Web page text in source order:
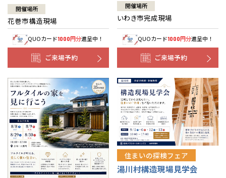
開催場所
花巻市構造現場
QUOカード1000円分進呈中！
ご来場予約
開催場所
いわき市完成現場
QUOカード1000円分進呈中！
ご来場予約
住まいの探検フェア
湯川村構造現場見学会